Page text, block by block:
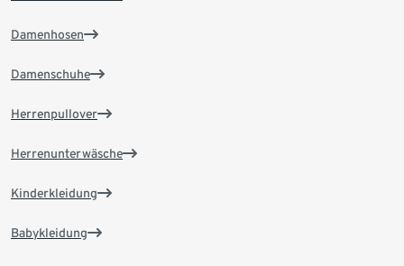
Damenhosen
Damenschuhe
Herrenpullover
Herrenunterwäsche
Kinderkleidung
Babykleidung